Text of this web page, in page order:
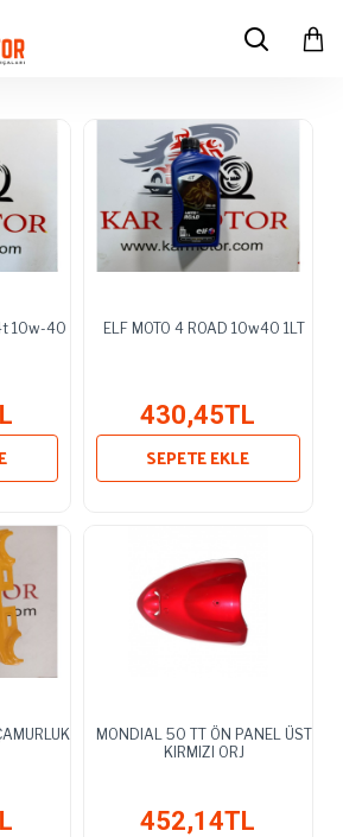
10w-40
ELF MOTO 4 ROAD 10w40 1LT
430,45TL
SEPETE EKLE
MONDIAL 50 TT ÖN PANEL ÜST
KIRMIZI ORJ
452,14TL